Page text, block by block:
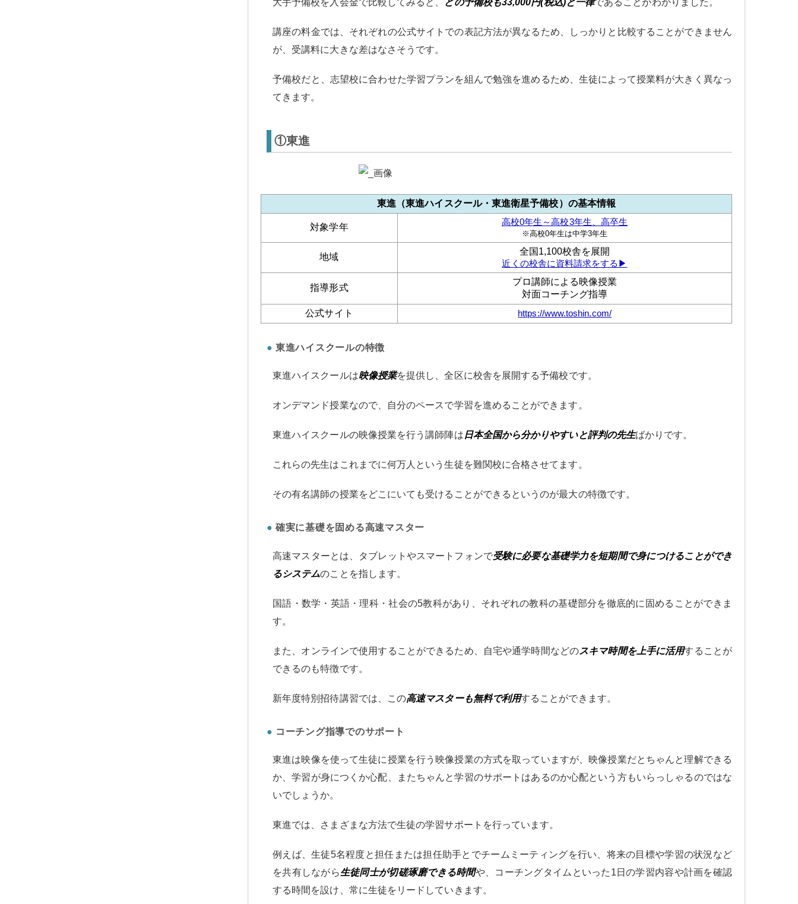
大手予備校を入会金で比較してみると、 どの予備校も33,000円(税込)と一律であることがわかりました。
講座の料金では、それぞれの公式サイトでの表記方法が異なるため、しっかりと比較することができません
が、受講料に大きな差はなさそうです。
予備校だと、志望校に合わせた学習プランを組んで勉強を進めるため、生徒によって授業料が大きく異なっ
てきます。
①東進
東進（東進ハイスクール・東進衛星予備校）の基本情報
対象学年
高校0年生～高校3年生、高卒生
※高校0年生は中学3年生
地域
全国1,100校舎を展開
近くの校舎に資料請求をする▶︎
指導形式
プロ講師による映像授業
対面コーチング指導
公式サイト
https://www.toshin.com/
東進ハイスクールの特徴
東進ハイスクールは映像授業を提供し、全区に校舎を展開する予備校です。
オンデマンド授業なので、自分のペースで学習を進めることができます。
東進ハイスクールの映像授業を行う講師陣は日本全国から分かりやすいと評判の先生ばかりです。
これらの先生はこれまでに何万人という生徒を難関校に合格させてます。
その有名講師の授業をどこにいても受けることができるというのが最大の特徴です。
確実に基礎を固める高速マスター
高速マスターとは、タブレットやスマートフォンで受験に必要な基礎学力を短期間で身につけることができ
るシステムのことを指します。
国語・数学・英語・理科・社会の5教科があり、それぞれの教科の基礎部分を徹底的に固めることができま
す。
また、オンラインで使用することができるため、自宅や通学時間などのスキマ時間を上手に活用することが
できるのも特徴です。
新年度特別招待講習では、この高速マスターも無料で利用することができます。
コーチング指導でのサポート
東進は映像を使って生徒に授業を行う映像授業の方式を取っていますが、映像授業だとちゃんと理解できる
か、学習が身につくか心配、またちゃんと学習のサポートはあるのか心配という方もいらっしゃるのではな
いでしょうか。
東進では、さまざまな方法で生徒の学習サポートを行っています。
例えば、生徒5名程度と担任または担任助手とでチームミーティングを行い、将来の目標や学習の状況など
を共有しながら生徒同士が切磋琢磨できる時間や、コーチングタイムといった1日の学習内容や計画を確認
する時間を設け、常に生徒をリードしていきます。